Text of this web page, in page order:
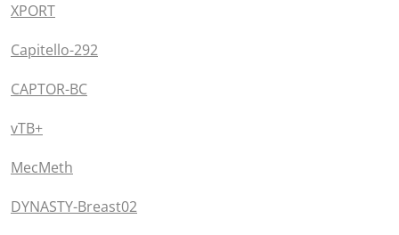
XPORT
Capitello-292
CAPTOR-BC
vTB+
MecMeth
DYNASTY-Breast02